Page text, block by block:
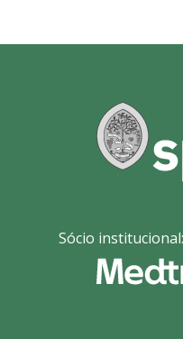
Sócio institucional: